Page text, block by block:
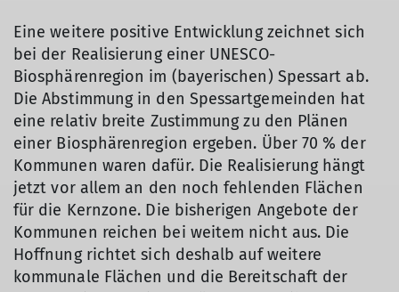
Eine weitere positive Entwicklung zeichnet sich
bei der Realisierung einer UNESCO-
Biosphärenregion im (bayerischen) Spessart ab.
Die Abstimmung in den Spessartgemeinden hat
eine relativ breite Zustimmung zu den Plänen
einer Biosphärenregion ergeben. Über 70 % der
Kommunen waren dafür. Die Realisierung hängt
jetzt vor allem an den noch fehlenden Flächen
für die Kernzone. Die bisherigen Angebote der
Kommunen reichen bei weitem nicht aus. Die
Hoffnung richtet sich deshalb auf weitere
kommunale Flächen und die Bereitschaft der